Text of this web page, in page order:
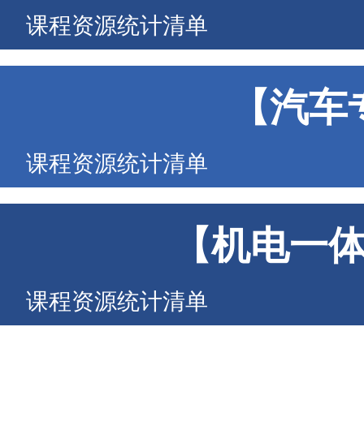
课程资源统计清单
【汽
课程资源统计清单
【机电一
课程资源统计清单